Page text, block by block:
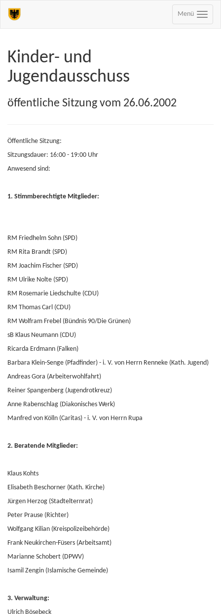
Menü
Kinder- und
Jugendausschuss
öffentliche Sitzung vom 26.06.2002
Öffentliche Sitzung:
Sitzungsdauer: 16:00 - 19:00 Uhr
Anwesend sind:
1. Stimmberechtigte Mitglieder:
RM Friedhelm Sohn (SPD)
RM Rita Brandt (SPD)
RM Joachim Fischer (SPD)
RM Ulrike Nolte (SPD)
RM Rosemarie Liedschulte (CDU)
RM Thomas Carl (CDU)
RM Wolfram Frebel (Bündnis 90/Die Grünen)
sB Klaus Neumann (CDU)
Ricarda Erdmann (Falken)
Barbara Klein-Senge (Pfadfinder) - i. V. von Herrn Renneke (Kath. Jugend)
Andreas Gora (Arbeiterwohlfahrt)
Reiner Spangenberg (Jugendrotkreuz)
Anne Rabenschlag (Diakonisches Werk)
Manfred von Kölln (Caritas) - i. V. von Herrn Rupa
2. Beratende Mitglieder:
Klaus Kohts
Elisabeth Beschorner (Kath. Kirche)
Jürgen Herzog (Stadtelternrat)
Peter Prause (Richter)
Wolfgang Kilian (Kreispolizeibehörde)
Frank Neukirchen-Füsers (Arbeitsamt)
Marianne Schobert (DPWV)
Isamil Zengin (Islamische Gemeinde)
3. Verwaltung:
Ulrich Bösebeck